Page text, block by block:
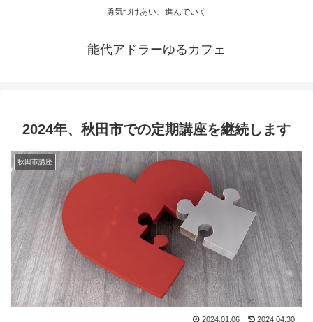
勇気づけあい、進んでいく
能代アドラーゆるカフェ
2024年、秋田市での定期講座を継続します
秋田市講座
2024.01.06 2024.04.30